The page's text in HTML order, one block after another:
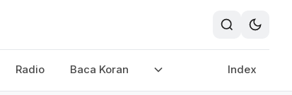
Radio Baca Koran Index